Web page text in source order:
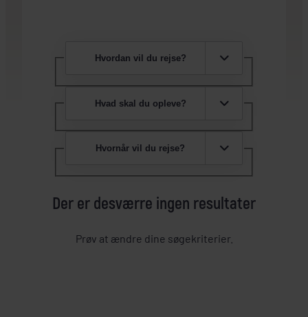
Hvordan vil du rejse?
Hvad skal du opleve?
Hvornår vil du rejse?
Der er desværre ingen resultater
Prøv at ændre dine søgekriterier.